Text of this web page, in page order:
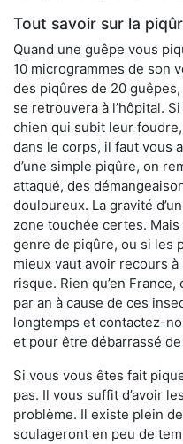
Tout savoir sur la
Quand une guêpe vous
10 microgrammes de son
des piqûres de 20
se retrouvera à l’hôpital.
chien qui subit leur
dans le corps, il faut vous
d’une simple piqûre, on
attaqué, des
douloureux. La gravité
zone touchée certes.
genre de piqûre, ou si les
mieux vaut avoir recours
risque. Rien qu’en
par an à cause de ces
longtemps et contactez-
et pour être débarrassé
Si vous vous êtes fait
pas. Il vous suffit d’avoir
problème. Il existe plein
soulageront en peu de